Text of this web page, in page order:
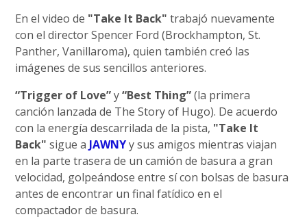
En el video de "Take It Back" trabajó nuevamente
con el director Spencer Ford (Brockhampton, St.
Panther, Vanillaroma), quien también creó las
imágenes de sus sencillos anteriores.
“Trigger of Love”y“Best Thing”(la primera
canción lanzada de The Story of Hugo). De acuerdo
con la energía descarrilada de la pista, "Take It
Back" sigue a JAWNYy sus amigos mientras viajan
en la parte trasera de un camión de basura a gran
velocidad, golpeándose entre sí con bolsas de basura
antes de encontrar un final fatídico en el
compactador de basura.